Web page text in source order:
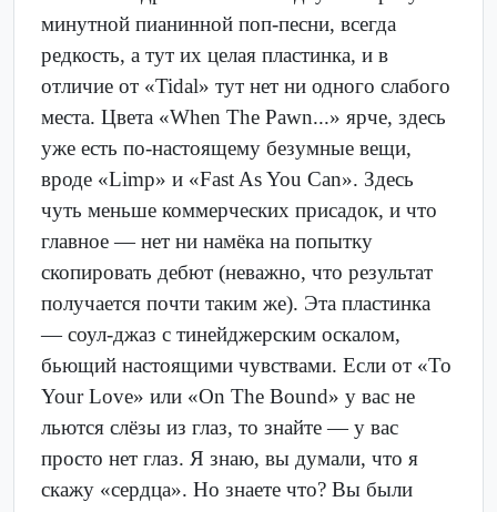
минутной пианинной поп-песни, всегда
редкость, а тут их целая пластинка, и в
отличие от «Tidal» тут нет ни одного слабого
места. Цвета «When The Pawn...» ярче, здесь
уже есть по-настоящему безумные вещи,
вроде «Limp» и «Fast As You Can». Здесь
чуть меньше коммерческих присадок, и что
главное — нет ни намёка на попытку
скопировать дебют (неважно, что результат
получается почти таким же). Эта пластинка
— соул-джаз с тинейджерским оскалом,
бьющий настоящими чувствами. Если от «To
Your Love» или «On The Bound» у вас не
льются слёзы из глаз, то знайте — у вас
просто нет глаз. Я знаю, вы думали, что я
скажу «сердца». Но знаете что? Вы были